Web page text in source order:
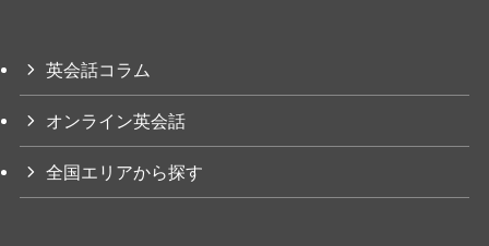
英会話コラム
オンライン英会話
全国エリアから探す